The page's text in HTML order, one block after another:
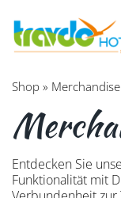
Shop » Merchandise
Entdecken Sie
Funktionalität mit